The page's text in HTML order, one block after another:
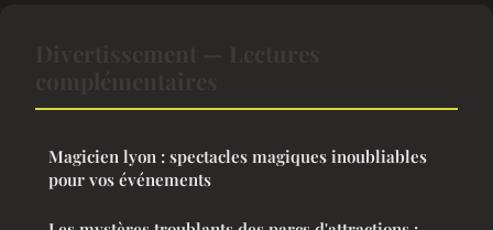
Magicien lyon : spectacles magiques inoubliables
pour vos événements